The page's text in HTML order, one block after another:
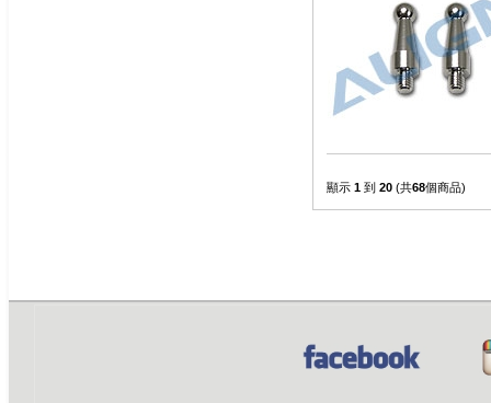
顯示 1 到 20 (共68個商品)